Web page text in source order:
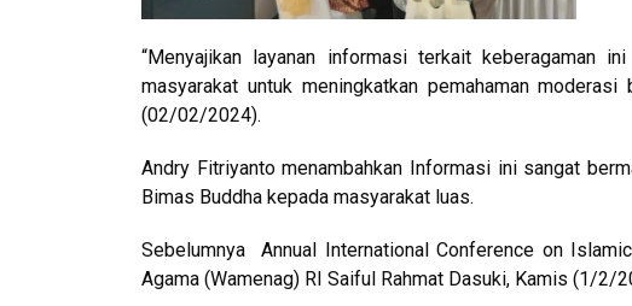
“Menyajikan layanan informasi terkait keberagaman
masyarakat untuk meningkatkan pemahaman
(02/02/2024).
Andry Fitriyanto menambahkan Informasi ini sangat
Bimas Buddha kepada masyarakat luas.
Sebelumnya Annual International Conference on
Agama (Wamenag) RI Saiful Rahmat Dasuki, Kamis (1/2/